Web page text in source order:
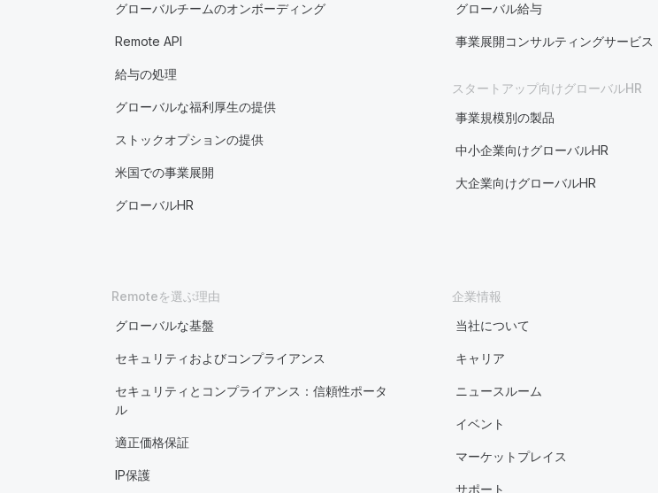
グローバルチームのオンボーディング
Remote API
給与の処理
グローバルな福利厚生の提供
ストックオプションの提供
米国での事業展開
グローバルHR
グローバル給与
事業展開コンサルティングサービス
スタートアップ向けグローバルHR
事業規模別の製品
中小企業向けグローバルHR
大企業向けグローバルHR
Remoteを選ぶ理由
グローバルな基盤
セキュリティおよびコンプライアンス
セキュリティとコンプライアンス：信頼性ポータ
ル
適正価格保証
IP保護
企業情報
当社について
キャリア
ニュースルーム
イベント
マーケットプレイス
サポート